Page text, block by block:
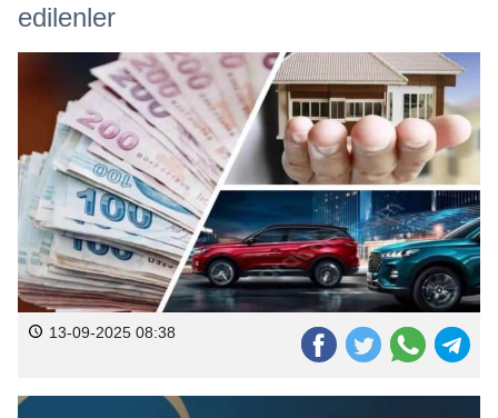
edilenler
13-09-2025 08:38